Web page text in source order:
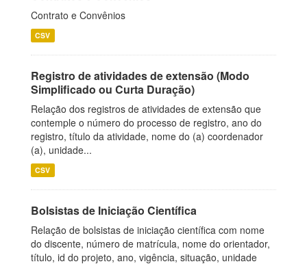
Contrato e Convênios
CSV
Registro de atividades de extensão (Modo
Simplificado ou Curta Duração)
Relação dos registros de atividades de extensão que
contemple o número do processo de registro, ano do
registro, título da atividade, nome do (a) coordenador
(a), unidade...
CSV
Bolsistas de Iniciação Científica
Relação de bolsistas de iniciação científica com nome
do discente, número de matrícula, nome do orientador,
título, id do projeto, ano, vigência, situação, unidade